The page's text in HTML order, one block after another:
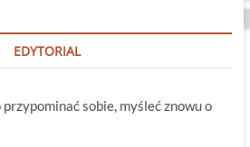
EDYTORIAL
sobie, myśleć znowu o